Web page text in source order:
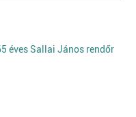
éves Sallai János rendőr